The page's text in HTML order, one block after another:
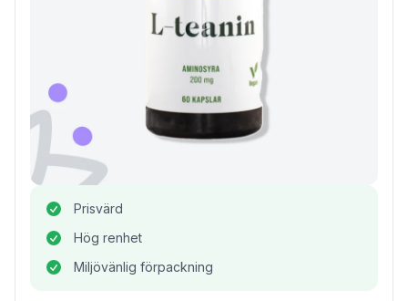
Prisvärd
Hög renhet
Miljövänlig förpackning